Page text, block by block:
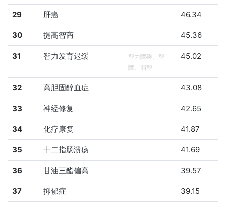
29 肝癌 46.34
30 提高智商 45.36
31 智力发育迟缓
智力障碍、智
障、弱智
45.02
32 高胆固醇血症 43.08
33 神经修复 42.65
34 化疗康复 41.87
35 十二指肠溃疡 41.69
36 甘油三酯偏高 39.57
37 抑郁症 39.15